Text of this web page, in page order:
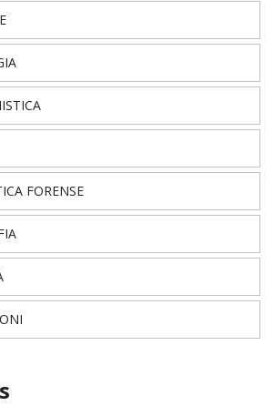
FORENSE